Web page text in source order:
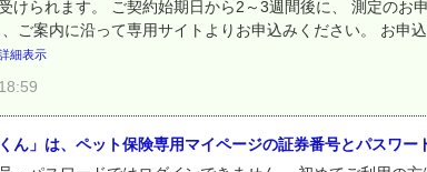
けられます。 ご契約始期日から2～3週間後に、 測定のお
ご案内に沿って専用サイトよりお申込みください。 お申
細表示
ん」は、ペット保険専用マイページの証券番号とパスワー